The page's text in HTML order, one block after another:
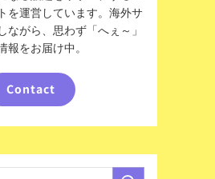
を運営しています。海外サ
ながら、思わず「へぇ～」
報をお届け中。
Contact